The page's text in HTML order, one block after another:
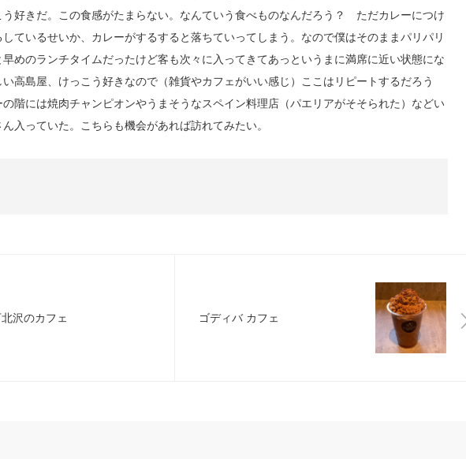
う好きだ。この食感がたまらない。なんていう食べものなんだろう？ ただカレーにつけ
ているせいか、カレーがするすると落ちていってしまう。なので僕はそのままパリパリ
めのランチタイムだったけど客も次々に入ってきてあっというまに満席に近い状態にな
高島屋、けっこう好きなので（雑貨やカフェがいい感じ）ここはリピートするだろう
階には焼肉チャンピオンやうまそうなスペイン料理店（パエリアがそそられた）などい
入っていた。こちらも機会があれば訪れてみたい。
沢のカフェ ゴディバ カフェ